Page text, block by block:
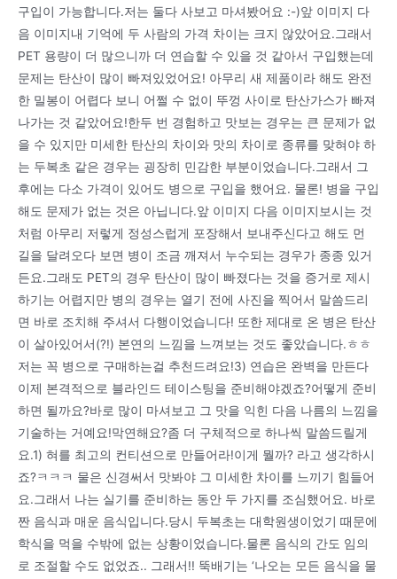
구입이 가능합니다.저는 둘다 사보고 마셔봤어요 :-)앞 이미지 다
음 이미지내 기억에 두 사람의 가격 차이는 크지 않았어요.그래서
PET 용량이 더 많으니까 더 연습할 수 있을 것 같아서 구입했는데
문제는 탄산이 많이 빠져있었어요! 아무리 새 제품이라 해도 완전
한 밀봉이 어렵다 보니 어쩔 수 없이 뚜껑 사이로 탄산가스가 빠져
나가는 것 같았어요!한두 번 경험하고 맛보는 경우는 큰 문제가 없
을 수 있지만 미세한 탄산의 차이와 맛의 차이로 종류를 맞혀야 하
는 두복초 같은 경우는 굉장히 민감한 부분이었습니다.그래서 그
후에는 다소 가격이 있어도 병으로 구입을 했어요. 물론! 병을 구입
해도 문제가 없는 것은 아닙니다.앞 이미지 다음 이미지보시는 것
처럼 아무리 저렇게 정성스럽게 포장해서 보내주신다고 해도 먼
길을 달려오다 보면 병이 조금 깨져서 누수되는 경우가 종종 있거
든요.그래도 PET의 경우 탄산이 많이 빠졌다는 것을 증거로 제시
하기는 어렵지만 병의 경우는 열기 전에 사진을 찍어서 말씀드리
면 바로 조치해 주셔서 다행이었습니다! 또한 제대로 온 병은 탄산
이 살아있어서(?!) 본연의 느낌을 느껴보는 것도 좋았습니다.ㅎㅎ
저는 꼭 병으로 구매하는걸 추천드려요!3) 연습은 완벽을 만든다
이제 본격적으로 블라인드 테이스팅을 준비해야겠죠?어떻게 준비
하면 될까요?바로 많이 마셔보고 그 맛을 익힌 다음 나름의 느낌을
기술하는 거예요!막연해요?좀 더 구체적으로 하나씩 말씀드릴게
요.1) 혀를 최고의 컨티션으로 만들어라!이게 뭘까? 라고 생각하시
죠?ㅋㅋㅋ 물은 신경써서 맛봐야 그 미세한 차이를 느끼기 힘들어
요.그래서 나는 실기를 준비하는 동안 두 가지를 조심했어요. 바로
짠 음식과 매운 음식입니다.당시 두복초는 대학원생이었기 때문에
학식을 먹을 수밖에 없는 상황이었습니다.물론 음식의 간도 임의
로 조절할 수도 없었죠.. 그래서!! 뚝배기는 ‘나오는 모든 음식을 물